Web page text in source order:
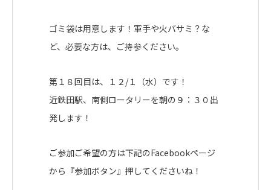
ゴミ袋は用意します！軍手や火バサミ？な
ど、必要な方は、ご持参ください。
第１８回目は、１２/１（水）です！
近鉄田駅、南側ロータリーを朝の９：３０出
発します！
ご参加ご希望の方は下記のFacebookページ
から『参加ボタン』押してくださいね！